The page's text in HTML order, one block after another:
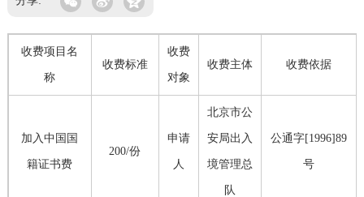
收费项目名
称
收费标准
收费
对象
收费主体 收费依据
加入中国国
籍证书费
200/份
申请
人
北京市公
安局出入
境管理总
队
公通字[1996]89
号